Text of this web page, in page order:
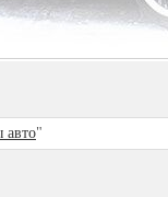
авто"